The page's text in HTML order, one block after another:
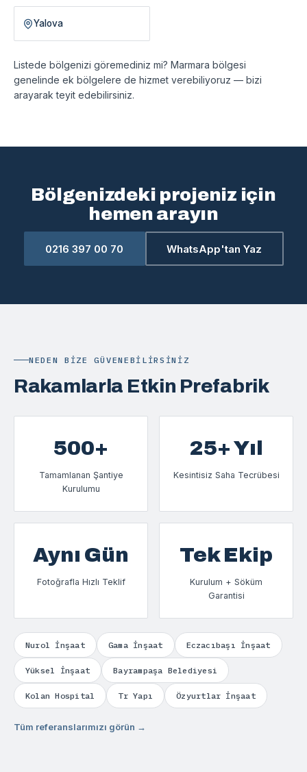
Yalova
Listede bölgenizi göremediniz mi? Marmara bölgesi
genelinde ek bölgelere de hizmet verebiliyoruz — bizi
arayarak teyit edebilirsiniz.
Bölgenizdeki projeniz için
hemen arayın
0216 397 00 70 WhatsApp'tan Yaz
NEDEN BIZE GÜVENEBILIRSINIZ
Rakamlarla Etkin Prefabrik
500+
Tamamlanan Şantiye
Kurulumu
25+ Yıl
Kesintisiz Saha Tecrübesi
Aynı Gün
Fotoğrafla Hızlı Teklif
Tek Ekip
Kurulum + Söküm
Garantisi
Nurol İnşaat Gama İnşaat Eczacıbaşı İnşaat
Yüksel İnşaat Bayrampaşa Belediyesi
Kolan Hospital Tr Yapı Özyurtlar İnşaat
Tüm referanslarımızı görün →